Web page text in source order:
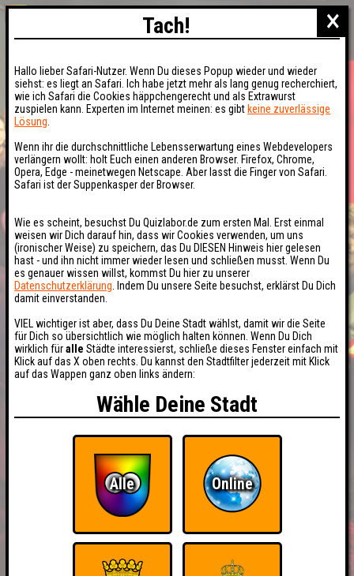
HIGHSCORE RESERVIERUNG
×
Tach!
Hallo lieber Safari-Nutzer. Wenn Du dieses Popup wieder und wieder
siehst: es liegt an Safari. Ich habe jetzt mehr als lang genug recherchiert,
wie ich Safari die Cookies häppchengerecht und als Extrawurst
zuspielen kann. Experten im Internet meinen: es gibt keine zuverlässige
Lösung
Wenn ihr die durchschnittliche Lebensserwartung eines Webdevelopers
verlängern wollt: holt Euch einen anderen Browser. Firefox, Chrome,
Opera, Edge - meinetwegen Netscape. Aber lasst die Finger von Safari.
Safari ist der Suppenkasper der Browser.
Wie es scheint, besuchst Du Quizlabor.de zum ersten Mal. Erst einmal
weisen wir Dich darauf hin, dass wir Cookies verwenden, um uns
(ironischer Weise) zu speichern, das Du DIESEN Hinweis hier gelesen
hast - und ihn nicht immer wieder lesen und schließen musst. Wenn Du
es genauer wissen willst, kommst Du hier zu unserer
Datenschutzerklärung . Indem Du unsere Seite besuchst, erklärst Du Dich
damit einverstanden.
VIEL wichtiger ist aber, dass Du Deine Stadt wählst, damit wir die Seite
für Dich so übersichtlich wie möglich halten können. Wenn Du Dich
wirklich füralle Städte interessierst, schließe dieses Fenster einfach mit
Klick auf das X oben rechts. Du kannst den Stadtfilter jederzeit mit Klick
auf das Wappen ganz oben links ändern:
Wähle Deine Stadt
Alle Online